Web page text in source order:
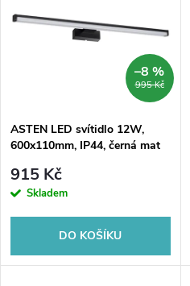
e
p
r
o
d
Abecedně
s
p
r
995 Kč
–8 %
ASTEN LED svítidlo 12W,
600x110mm, IP44, černá mat
915 Kč
Skladem
DO KOŠÍKU